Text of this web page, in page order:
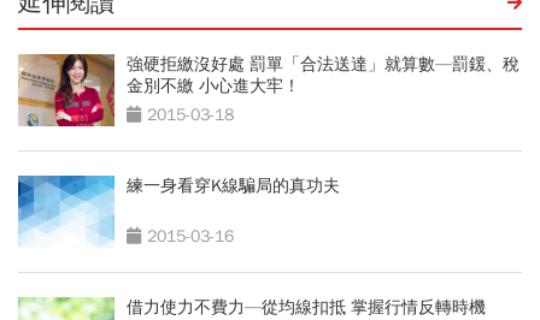
強硬拒繳沒好處 罰單「合法送達」就算數—罰鍰、稅
金別不繳 小心進大牢！
2015-03-18
練一身看穿K線騙局的真功夫
2015-03-16
借力使力不費力—從均線扣抵 掌握行情反轉時機